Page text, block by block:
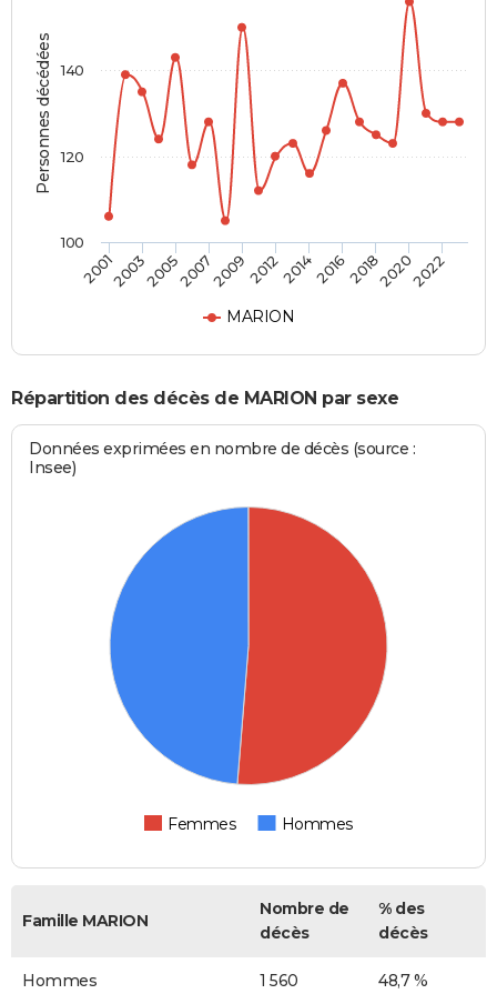
Personnes décédées
MARION
20012003200520072009201220142016201820202022
100
120
140
Répartition des décès de MARION par sexe
Données exprimées en nombre de décès (source :
Insee)
Femmes Hommes
Famille MARION
Nombre de
décès
% des
décès
Hommes 1 560 48,7 %